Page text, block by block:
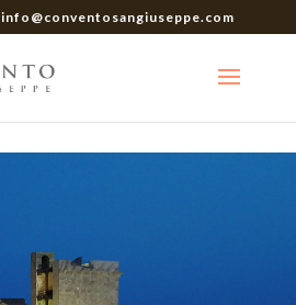
info@conventosangiuseppe.com